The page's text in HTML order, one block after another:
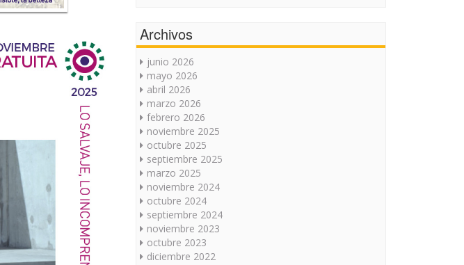
Archivos
junio 2026
mayo 2026
abril 2026
marzo 2026
febrero 2026
noviembre 2025
octubre 2025
septiembre 2025
marzo 2025
noviembre 2024
octubre 2024
septiembre 2024
noviembre 2023
octubre 2023
diciembre 2022